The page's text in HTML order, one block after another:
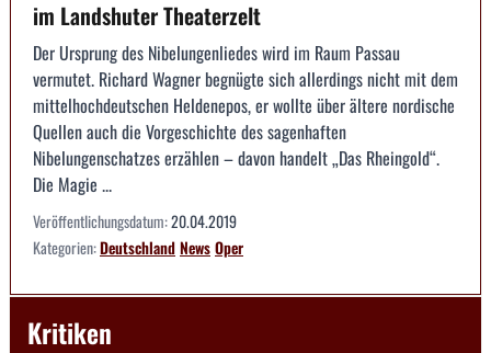
im Landshuter Theaterzelt
Der Ursprung des Nibelungenliedes wird im Raum Passau
vermutet. Richard Wagner begnügte sich allerdings nicht mit dem
mittelhochdeutschen Heldenepos, er wollte über ältere nordische
Quellen auch die Vorgeschichte des sagenhaften
Nibelungenschatzes erzählen – davon handelt „Das Rheingold“.
Die Magie ...
Veröffentlichungsdatum:20.04.2019
Kategorien:DeutschlandNewsOper
Kritiken